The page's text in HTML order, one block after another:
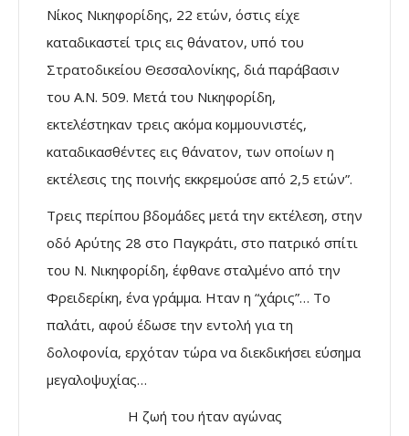
Νίκος Νικηφορίδης, 22 ετών, όστις είχε
καταδικαστεί τρις εις θάνατον, υπό του
Στρατοδικείου Θεσσαλονίκης, διά παράβασιν
του Α.Ν. 509. Μετά του Νικηφορίδη,
εκτελέστηκαν τρεις ακόμα κομμουνιστές,
καταδικασθέντες εις θάνατον, των οποίων η
εκτέλεσις της ποινής εκκρεμούσε από 2,5 ετών”.
Τρεις περίπου βδομάδες μετά την εκτέλεση, στην
οδό Αρύτης 28 στο Παγκράτι, στο πατρικό σπίτι
του Ν. Νικηφορίδη, έφθανε σταλμένο από την
Φρειδερίκη, ένα γράμμα. Ηταν η “χάρις”… Το
παλάτι, αφού έδωσε την εντολή για τη
δολοφονία, ερχόταν τώρα να διεκδικήσει εύσημα
μεγαλοψυχίας…
Η ζωή του ήταν αγώνας